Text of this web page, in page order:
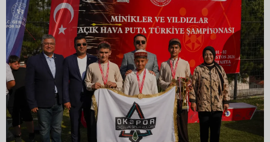
ASKİ'den Bakımyurdu Caddesi'nde içme suyu
altyapısına güçlü yatırım
Müzeyyen Şevkin: "Yolcu garantisi verilen
havalimanında 100 emekçi neden işten
çıkarılıyor?"